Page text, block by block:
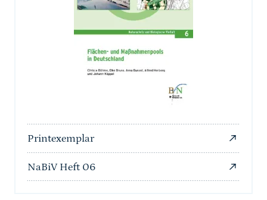
Printexemplar
NaBiV Heft 06